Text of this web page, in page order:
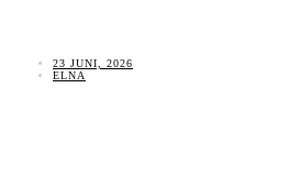
23 JUNI, 2026
ELNA